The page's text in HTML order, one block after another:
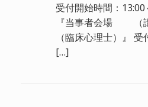
受付開始時間：
『当事者会場 （
（臨床心理士）』
[…]